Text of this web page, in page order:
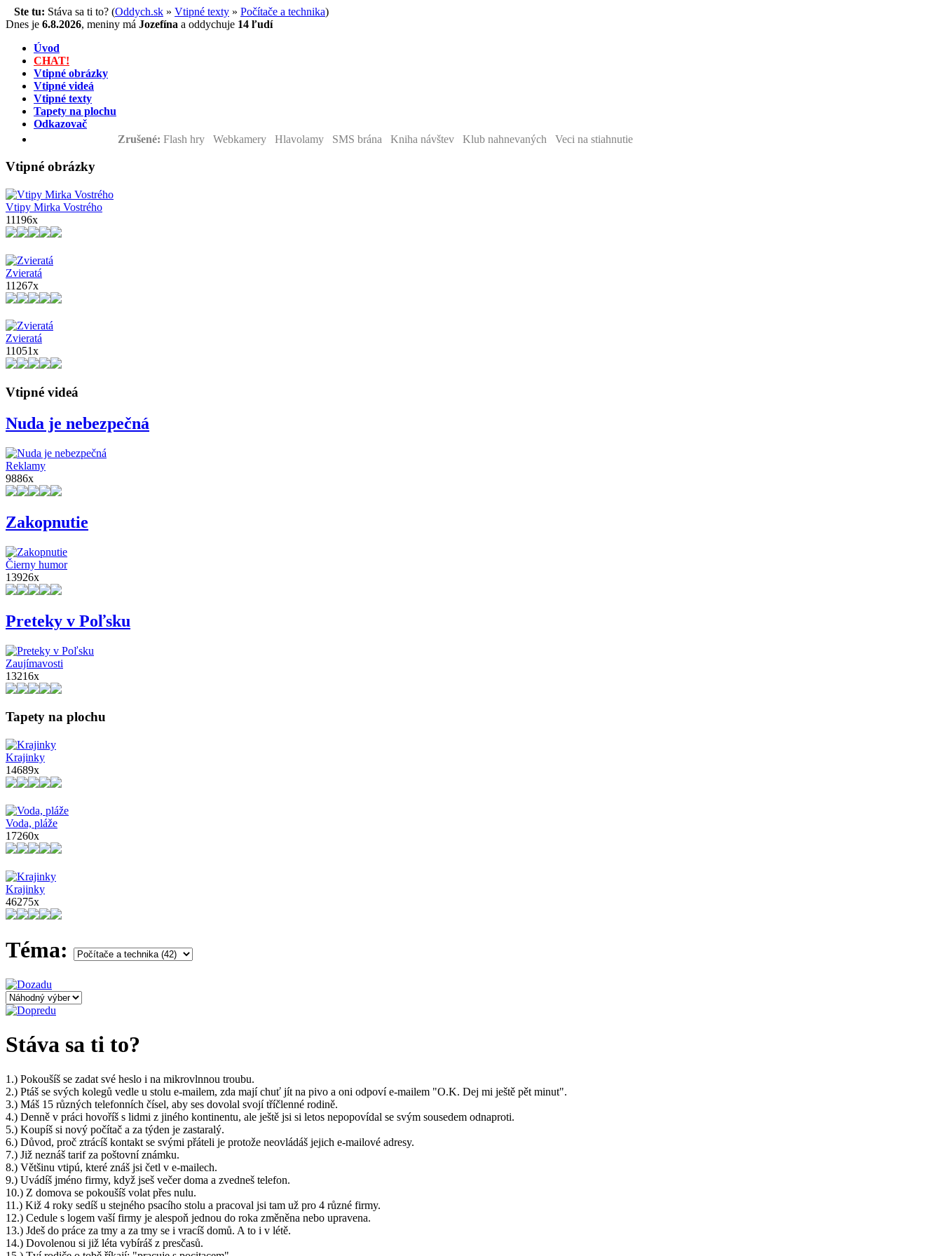
Ste tu: Stáva sa ti to? (Oddych.sk » Vtipné texty » Počítače a technika)
Dnes je 6.8.2026, meniny má Jozefína a oddychuje 14 ľudí
Úvod
CHAT!
Vtipné obrázky
Vtipné videá
Vtipné texty
Tapety na plochu
Odkazovač
Zrušené: Flash hry Webkamery Hlavolamy SMS brána Kniha návštev Klub nahnevaných Veci na stiahnutie
Vtipné obrázky
Vtipy Mirka Vostrého
11196x
Zvieratá
11267x
Zvieratá
11051x
Vtipné videá
Nuda je nebezpečná
Reklamy
9886x
Zakopnutie
Čierny humor
13926x
Preteky v Poľsku
Zaujímavosti
13216x
Tapety na plochu
Krajinky
14689x
Voda, pláže
17260x
Krajinky
46275x
Téma:
Stáva sa ti to?
1.) Pokoušíš se zadat své heslo i na mikrovlnnou troubu.
2.) Ptáš se svých kolegů vedle u stolu e-mailem, zda mají chuť jít na pivo a oni odpoví e-mailem "O.K. Dej mi ještě pět minut".
3.) Máš 15 různých telefonních čísel, aby ses dovolal svojí tříčlenné rodině.
4.) Denně v práci hovoříš s lidmi z jiného kontinentu, ale ještě jsi si letos nepopovídal se svým sousedem odnaproti.
5.) Koupíš si nový počítač a za týden je zastaralý.
6.) Důvod, proč ztrácíš kontakt se svými přáteli je protože neovládáš jejich e-mailové adresy.
7.) Již neznáš tarif za poštovní známku.
8.) Většinu vtipú, které znáš jsi četl v e-mailech.
9.) Uvádíš jméno firmy, když jseš večer doma a zvedneš telefon.
10.) Z domova se pokoušíš volat přes nulu.
11.) Kiž 4 roky sedíš u stejného psacího stolu a pracoval jsi tam už pro 4 různé firmy.
12.) Cedule s logem vaší firmy je alespoň jednou do roka změněna nebo upravena.
13.) Jdeš do práce za tmy a za tmy se i vracíš domů. A to i v létě.
14.) Dovolenou si již léta vybíráš z presčasů.